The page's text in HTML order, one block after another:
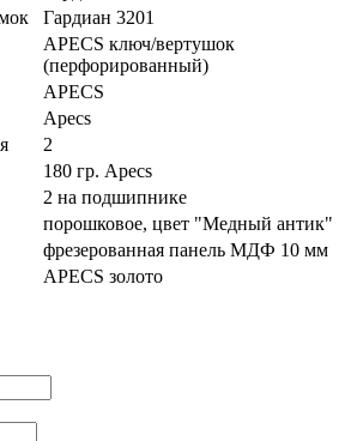
Гардиан 3201
APECS ключ/вертушок
(перфорированный)
APECS
Apecs
2
180 гр. Apecs
2 на подшипнике
порошковое, цвет "Медный антик"
фрезерованная панель МДФ 10 мм
APECS золото